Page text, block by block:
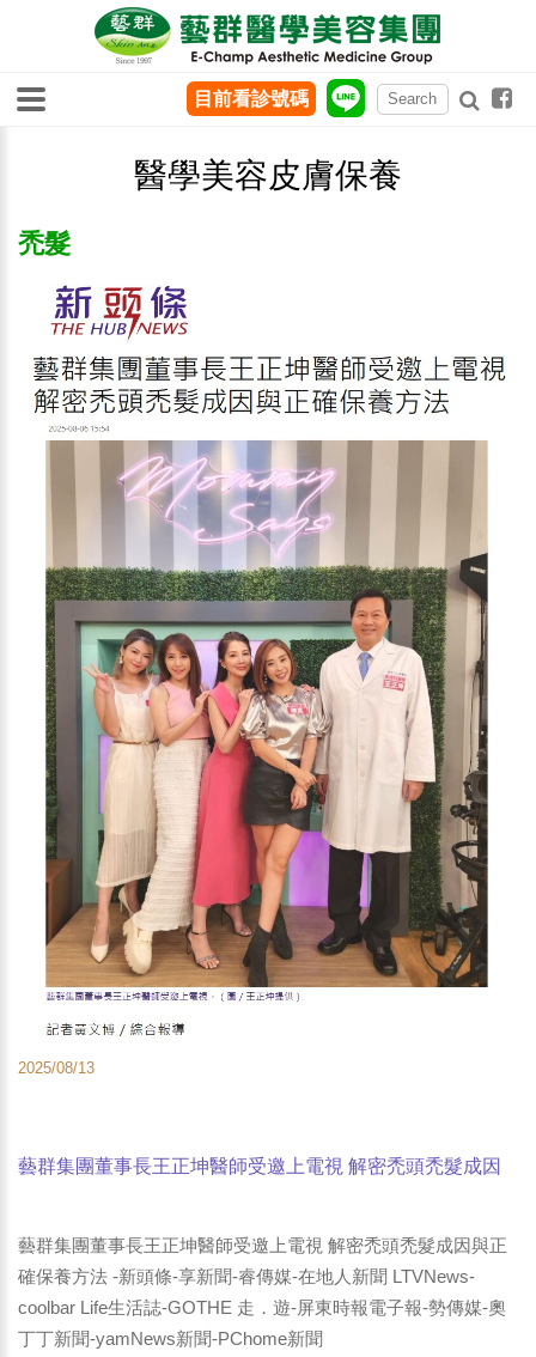
醫學美容皮膚保養
禿髮
2025/08/13
藝群集團董事長王正坤醫師受邀上電視 解密禿頭禿髮成因
生活誌
藝群集團董事長王正坤醫師受邀上電視 解密禿頭禿髮成因與正
確保養方法 -新頭條-享新聞-睿傳媒-在地人新聞 LTVNews-
coolbar Life生活誌-GOTHE 走．遊-屏東時報電子報-勢傳媒-奧
丁丁新聞-yamNews新聞-PChome新聞
目前看診號碼